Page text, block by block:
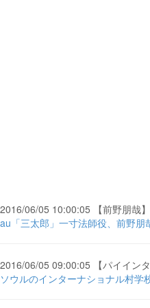
2016/06/05 10:00:05 【前野朋哉】
au「三太郎」一寸法師役、前野
2016/06/05 09:00:05 【パイインタ
ソウルのインターナショナル村学